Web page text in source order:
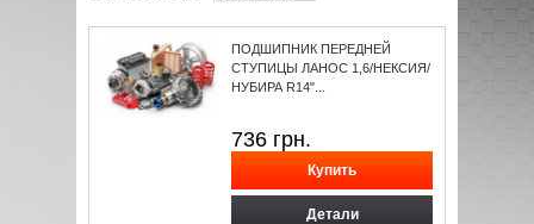
ПОДШИПНИК ПЕРЕДНЕЙ
СТУПИЦЫ ЛАНОС 1,6/НЕКСИЯ/
НУБИРА R14"...
736 грн.
Детали